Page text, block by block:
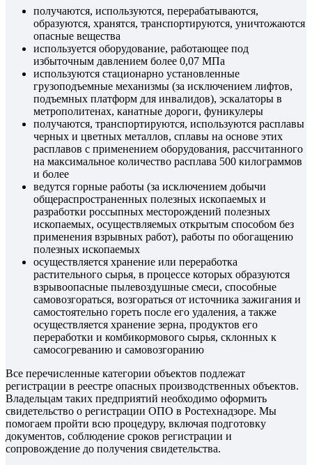
получаются, используются, перерабатываются,
образуются, хранятся, транспортируются, уничтожаются
опасные вещества
используется оборудование, работающее под
избыточным давлением более 0,07 МПа
используются стационарно установленные
грузоподъемные механизмы (за исключением лифтов,
подъемных платформ для инвалидов), эскалаторы в
метрополитенах, канатные дороги, фуникулеры
получаются, транспортируются, используются расплавы
черных и цветных металлов, сплавы на основе этих
расплавов с применением оборудования, рассчитанного
на максимальное количество расплава 500 килограммов
и более
ведутся горные работы (за исключением добычи
общераспространенных полезных ископаемых и
разработки россыпных месторождений полезных
ископаемых, осуществляемых открытым способом без
применения взрывных работ), работы по обогащению
полезных ископаемых
осуществляется хранение или переработка
растительного сырья, в процессе которых образуются
взрывоопасные пылевоздушные смеси, способные
самовозгораться, возгораться от источника зажигания и
самостоятельно гореть после его удаления, а также
осуществляется хранение зерна, продуктов его
переработки и комбикормового сырья, склонных к
самосогреванию и самовозгоранию
Все перечисленные категории объектов подлежат
регистрации в реестре опасных производственных объектов.
Владельцам таких предприятий необходимо оформить
свидетельство о регистрации ОПО в Ростехнадзоре. Мы
помогаем пройти всю процедуру, включая подготовку
документов, соблюдение сроков регистрации и
сопровождение до получения свидетельства.